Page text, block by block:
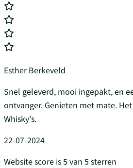
Esther Berkeveld
Snel geleverd, mooi ingepakt, en
ontvanger. Genieten met mate.
Whisky's.
22-07-2024
Website score is 5 van 5 sterren